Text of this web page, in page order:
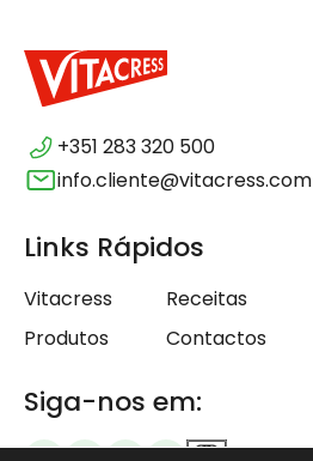
+351 283 320 500
info.cliente@vitacress.com
Links Rápidos
Vitacress
Receitas
Produtos
Contactos
Siga-nos em: